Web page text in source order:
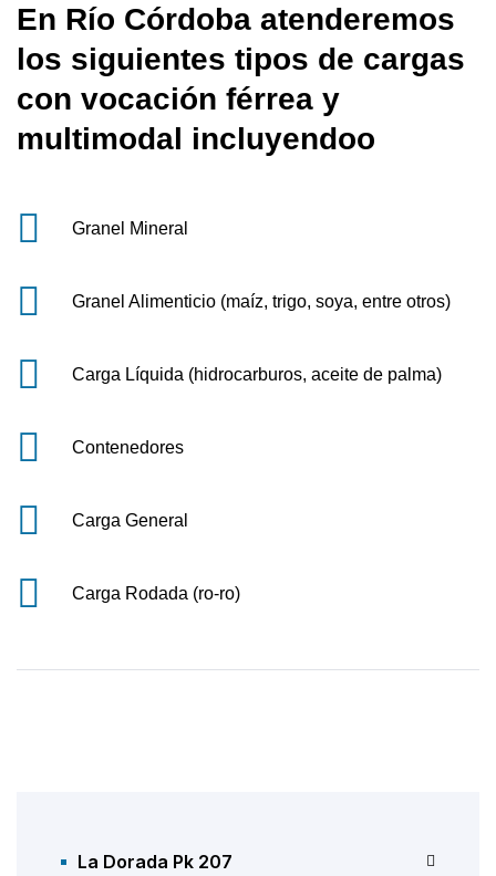
La Dorada Pk 207
En Río Córdoba atenderemos
los siguientes tipos de cargas
con vocación férrea y
multimodal incluyendoo
Granel Mineral
Granel Alimenticio (maíz, trigo, soya, entre otros)
Carga Líquida (hidrocarburos, aceite de palma)
Contenedores
Carga General
Carga Rodada (ro-ro)